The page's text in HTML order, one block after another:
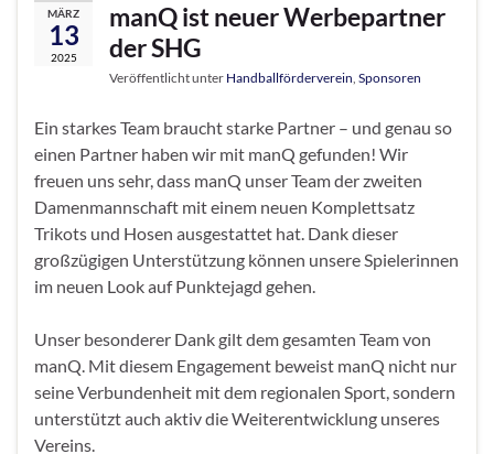
MÄRZ
13
2025
manQ ist neuer Werbepartner
der SHG
Veröffentlicht unter Handballförderverein, Sponsoren
Ein starkes Team braucht starke Partner – und genau so
einen Partner haben wir mit manQ gefunden! Wir
freuen uns sehr, dass manQ unser Team der zweiten
Damenmannschaft mit einem neuen Komplettsatz
Trikots und Hosen ausgestattet hat. Dank dieser
großzügigen Unterstützung können unsere Spielerinnen
im neuen Look auf Punktejagd gehen.
Unser besonderer Dank gilt dem gesamten Team von
manQ. Mit diesem Engagement beweist manQ nicht nur
seine Verbundenheit mit dem regionalen Sport, sondern
unterstützt auch aktiv die Weiterentwicklung unseres
Vereins.